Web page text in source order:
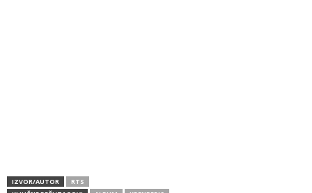
IZVOR/AUTOR
RTS